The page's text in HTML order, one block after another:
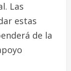
Las
estas
de la